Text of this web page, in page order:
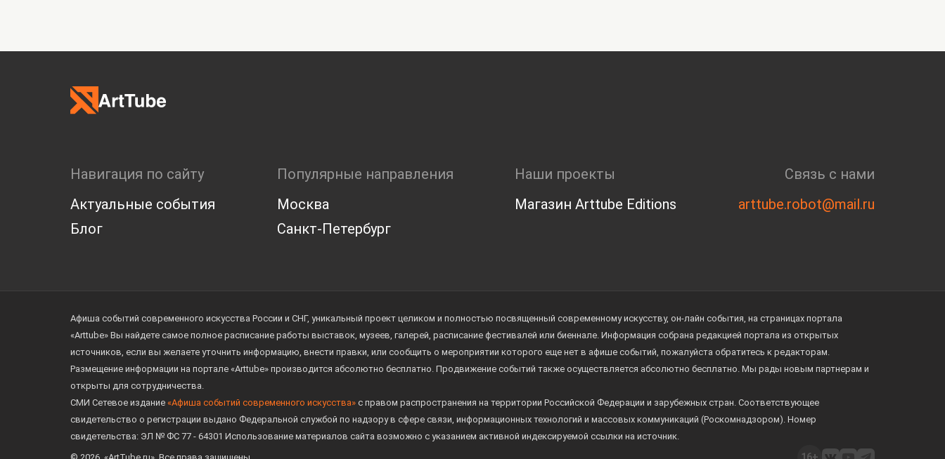
Навигация по сайту
Актуальные события
Блог
Популярные направления
Москва
Санкт-Петербург
Наши проекты
Магазин Arttube Editions
Связь с нами
arttube.robot@mail.ru
Афиша событий современного искусства России и СНГ, уникальный проект целиком и полностью посвященный современному искусству, он-лайн события, на страницах портала
«Arttube» Вы найдете самое полное расписание работы выставок, музеев, галерей, расписание фестивалей или биеннале. Информация собрана редакцией портала из открытых
источников, если вы желаете уточнить информацию, внести правки, или сообщить о мероприятии которого еще нет в афише событий, пожалуйста обратитесь к редакторам.
Размещение информации на портале «Arttube» производится абсолютно бесплатно. Продвижение событий также осуществляется абсолютно бесплатно. Мы рады новым партнерам и
открыты для сотрудничества.
СМИ Сетевое издание «Афиша событий современного искусства» с правом распространения на территории Российской Федерации и зарубежных стран. Соответствующее
свидетельство о регистрации выдано Федеральной службой по надзору в сфере связи, информационных технологий и массовых коммуникаций (Роскомнадзором). Номер
свидетельства: ЭЛ № ФС 77 - 64301 Использование материалов сайта возможно с указанием активной индексируемой ссылки на источник.
© 2026. «ArtTube.ru». Все права защищены.